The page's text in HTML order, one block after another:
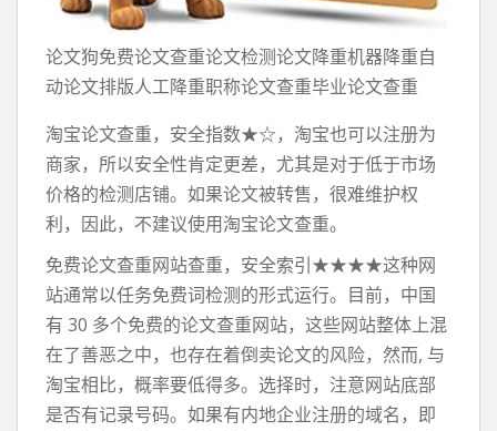
论文狗免费论文查重论文检测论文降重机器降重自
动论文排版人工降重职称论文查重毕业论文查重
淘宝论文查重，安全指数★☆，淘宝也可以注册为
商家，所以安全性肯定更差，尤其是对于低于市场
价格的检测店铺。如果论文被转售，很难维护权
利，因此，不建议使用淘宝论文查重。
免费论文查重网站查重，安全索引★★★★这种网
站通常以任务免费词检测的形式运行。目前，中国
有 30 多个免费的论文查重网站，这些网站整体上混
在了善恶之中，也存在着倒卖论文的风险，然而, 与
淘宝相比，概率要低得多。选择时，注意网站底部
是否有记录号码。如果有内地企业注册的域名，即